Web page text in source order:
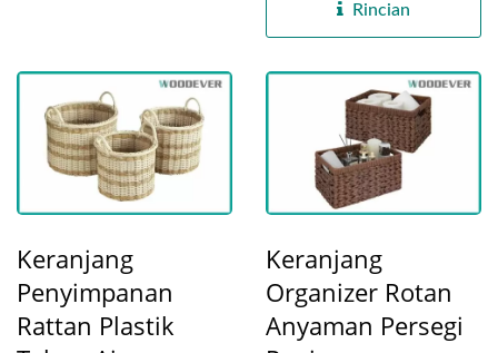
Rincian
Keranjang
Penyimpanan
Rattan Plastik
Keranjang
Organizer Rotan
Anyaman Persegi